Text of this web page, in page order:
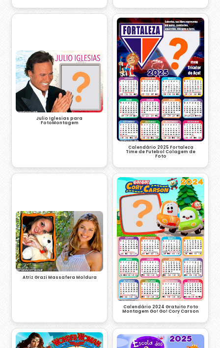
Julio Iglesias para
FotoMontagem
Calendário 2025 Fortaleza
Time de Futebol Colagem de
Foto
Atriz Grazi Massafera Moldura
Calendário 2024 Gratuito Foto
Montagem Go! Go! Cory Carson